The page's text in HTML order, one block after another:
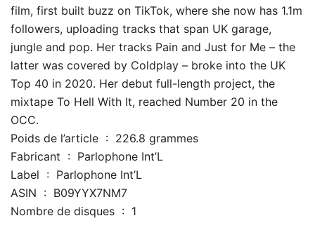
film, first built buzz on TikTok, where she now has 1.1m
followers, uploading tracks that span UK garage,
jungle and pop. Her tracks Pain and Just for Me – the
latter was covered by Coldplay – broke into the UK
Top 40 in 2020. Her debut full-length project, the
mixtape To Hell With It, reached Number 20 in the
OCC.
Poids de l’article ‏ : ‎ 226.8 grammes
Fabricant ‏ : ‎ Parlophone Int’L
Label ‏ : ‎ Parlophone Int’L
ASIN ‏ : ‎ B09YYX7NM7
Nombre de disques ‏ : ‎ 1